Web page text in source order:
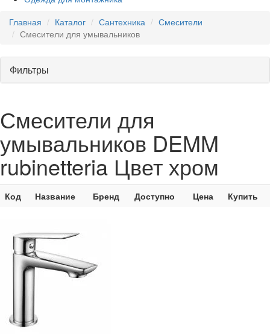
Главная
Каталог Сантехника
Смесители
Смесители для умывальников
Фильтры
Смесители для
умывальников DEMM
rubinetteria Цвет хром
Код Название Бренд Доступно Цена Купить